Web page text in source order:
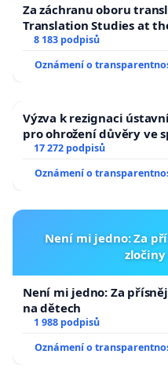
Za záchranu oboru
Translation Studies at
University
8 183 podpisů
Oznámení o
Výzva k rezignaci
pro ohrožení důvěry ve
17 272 podpisů
Oznámení o
Není mi jedno: Za
Není mi jedno: Za
na dětech
1 988 podpisů
Oznámení o